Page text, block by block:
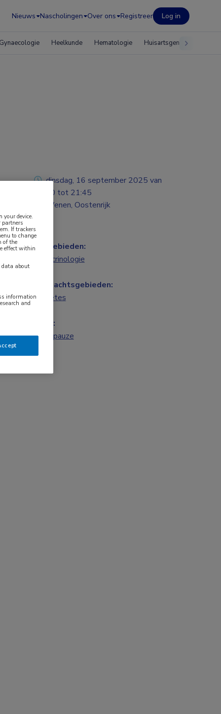
Nieuws Nascholingen Over ons Registreer Log in
Gynaecologie Heelkunde Hematologie Huisartsgeneeskunde
dinsdag, 16 september 2025 van
18:00 tot 21:45
Wenen, Oostenrijk
Vakgebieden:
Endocrinologie
Aandachtsgebieden:
Diabetes
Tags:
menopauze
your device.
partners
If trackers
to change
of the
effect within
data about
information
and